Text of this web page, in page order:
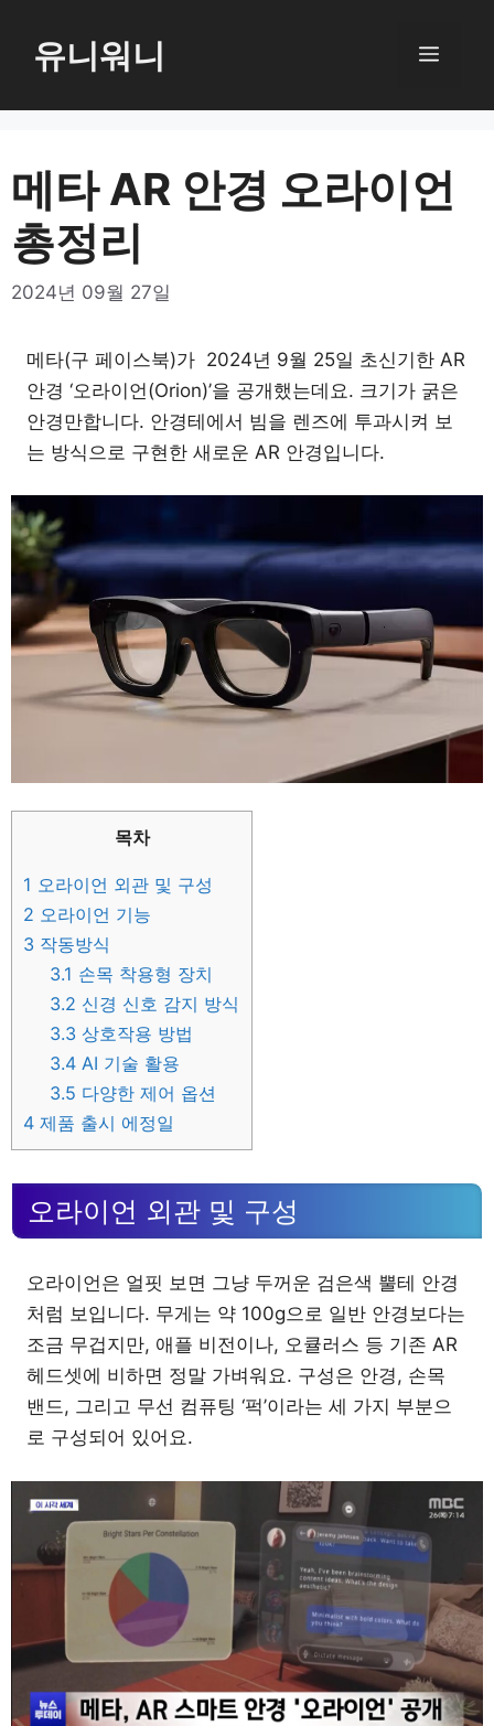
로
너
뛰
유니워니 메
메타 AR 안경 오라이언
총정리
2024년 09월 27일
메타(구 페이스북)가 2024년 9월 25일 초신기한 AR
안경 ‘오라이언(Orion)’을 공개했는데요. 크기가 굵은
안경만합니다. 안경테에서 빔을 렌즈에 투과시켜 보
는 방식으로 구현한 새로운 AR 안경입니다.
목차
1 오라이언 외관 및 구성
2 오라이언 기능
3 작동방식
3.1 손목 착용형 장치
3.2 신경 신호 감지 방식
3.3 상호작용 방법
3.4 AI 기술 활용
3.5 다양한 제어 옵션
4 제품 출시 에정일
오라이언 외관 및 구성
오라이언은 얼핏 보면 그냥 두꺼운 검은색 뿔테 안경
처럼 보입니다. 무게는 약 100g으로 일반 안경보다는
조금 무겁지만, 애플 비전이나, 오큘러스 등 기존 AR
헤드셋에 비하면 정말 가벼워요. 구성은 안경, 손목
밴드, 그리고 무선 컴퓨팅 ‘퍽’이라는 세 가지 부분으
로 구성되어 있어요.